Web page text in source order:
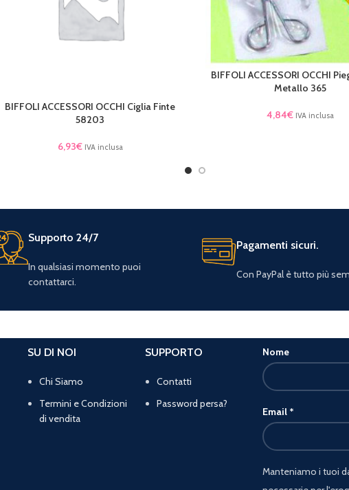
LEGGI TUTTO
BIFFOLI ACCESSORI OCCHI Ciglia Finte
58203
6,93€ IVA inclusa
LEGGI TUTTO
BIFFOLI ACCESSORI OCCHI
Metallo 365
4,84€ IVA inclusa
Supporto 24/7
In qualsiasi momento puoi
contattarci.
Pagamenti sicuri.
Con PayPal è tutto più
SU DI NOI
Chi Siamo
Termini e Condizioni
di vendita
SUPPORTO
Contatti
Password persa?
Nome
Email *
Manteniamo i tuoi